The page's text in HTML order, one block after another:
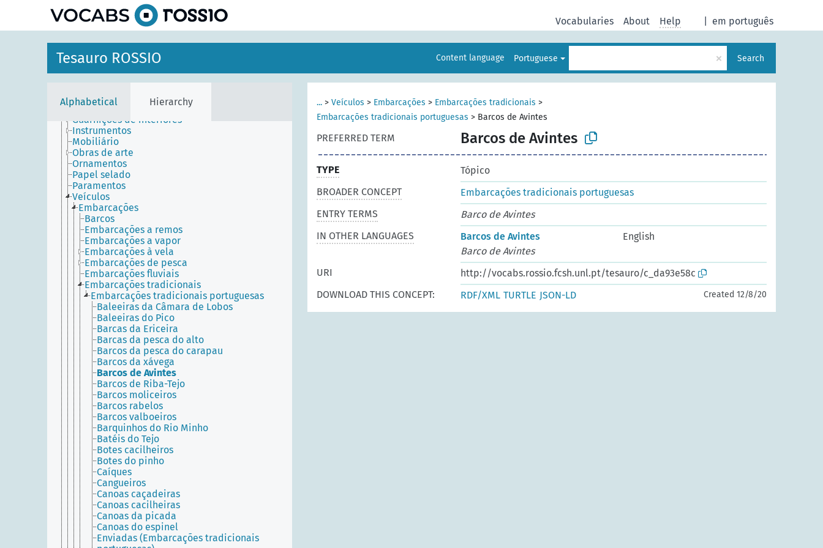
em português
Vocabularies About Help
Tesauro ROSSIO Content language Portuguese × Search
Alphabetical Hierarchy
Objetos físicos
Ambiente construído
Bens
Características físicas
Materiais
Objetos móveis
Artefactos
Coleções (Conjuntos de objetos)
Contentores
Equipamentos
Guarnições de interiores
Instrumentos
Mobiliário
Obras de arte
Ornamentos
Papel selado
Paramentos
Veículos
Embarcações
Barcos
Embarcações a remos
Embarcações a vapor
Embarcações à vela
Embarcações de pesca
Embarcações fluviais
Embarcações tradicionais
Embarcações tradicionais portuguesas
Baleeiras da Câmara de Lobos
Baleeiras do Pico
Barcas da Ericeira
Barcas da pesca do alto
Barcos da pesca do carapau
Barcos da xávega
Barcos de Avintes
Barcos de Riba-Tejo
Barcos moliceiros
Barcos rabelos
Barcos valboeiros
Barquinhos do Rio Minho
Batéis do Tejo
Botes cacilheiros
Botes do pinho
Caíques
Cangueiros
Canoas caçadeiras
Canoas cacilheiras
Canoas da picada
Canoas do espinel
Enviadas (Embarcações tradicionais
... > Veículos > Embarcações > Embarcações tradicionais >
Embarcações tradicionais portuguesas > Barcos de Avintes
PREFERRED TERM Barcos de Avintes
TYPE
Tópico
BROADER CONCEPT
Embarcações tradicionais portuguesas
ENTRY TERMS
Barco de Avintes
IN OTHER LANGUAGES
Barcos de Avintes
English
Barco de Avintes
URI
http://vocabs.rossio.fcsh.unl.pt/tesauro/c_da93e58c
DOWNLOAD THIS CONCEPT:
RDF/XML TURTLE JSON-LD Created 12/8/20